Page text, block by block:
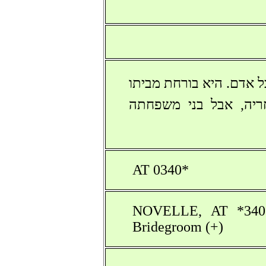
אדם. היא בורחת מביתו
אבל בני משפחתה
AT 0340*
NOVELLE, AT
Bridegroom (+)